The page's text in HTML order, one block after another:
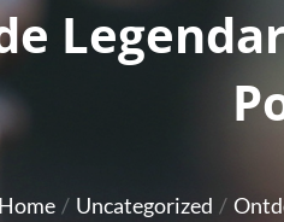
Home Uncategorized